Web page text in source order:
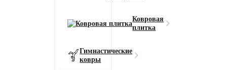
Ковровая
плитка
Гимнастические
ковры